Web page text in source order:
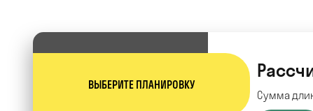
ВЫБЕРИТЕ ПЛАНИРОВКУ
Сумма